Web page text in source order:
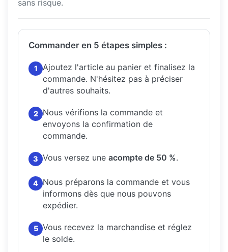
sans risque.
Commander en 5 étapes simples :
1
Ajoutez l'article au panier et finalisez la
commande. N'hésitez pas à préciser
d'autres souhaits.
2
Nous vérifions la commande et
envoyons la confirmation de
commande.
3 Vous versez une acompte de 50 %.
4 Nous préparons la commande et vous
informons dès que nous pouvons
expédier.
5 Vous recevez la marchandise et réglez
le solde.